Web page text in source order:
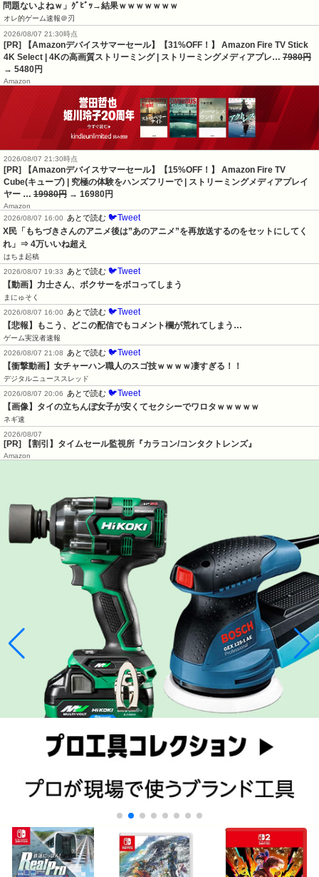
問題ないよねｗ」ｸﾞﾋﾞｯ→結果ｗｗｗｗｗｗｗ
オレ的ゲーム速報＠刃
2026/08/07 21:30時点
[PR] 【Amazonデバイスサマーセール】【31%OFF！】 Amazon Fire TV Stick
4K Select | 4Kの高画質ストリーミング | ストリーミングメディアプレ… 7980円
→ 5480円
Amazon
2026/08/07 21:30時点
[PR] 【Amazonデバイスサマーセール】【15%OFF！】 Amazon Fire TV
Cube(キューブ) | 究極の体験をハンズフリーで | ストリーミングメディアプレイ
ヤー … 19980円 → 16980円
Amazon
2026/08/07 16:00
あとで読む 🐦Tweet
X民「もちづきさんのアニメ後は”あのアニメ”を再放送するのをセットにしてく
れ」⇒ 4万いいね超え
はちま起稿
2026/08/07 19:33
あとで読む 🐦Tweet
【動画】力士さん、ボクサーをボコってしまう
まにゅそく
2026/08/07 16:00
あとで読む 🐦Tweet
【悲報】もこう、どこの配信でもコメント欄が荒れてしまう…
ゲーム実況者速報
2026/08/07 21:08
あとで読む 🐦Tweet
【衝撃動画】女チャーハン職人のスゴ技ｗｗｗｗ凄すぎる！！
デジタルニューススレッド
2026/08/07 20:06
あとで読む 🐦Tweet
【画像】タイの立ちんぼ女子が安くてセクシーでワロタｗｗｗｗｗ
ネギ速
2026/08/07
[PR] 【割引】タイムセール監視所『カラコン/コンタクトレンズ』
Amazon